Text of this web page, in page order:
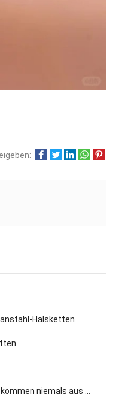
Halsketten
niemals aus der Mode.